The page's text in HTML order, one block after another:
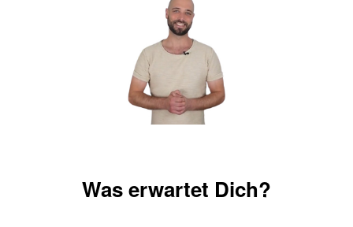
Was erwartet Dich?